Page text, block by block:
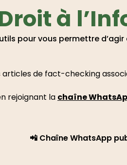
à
pour vous permettre
articles de fact-checking
rejoignant la chaîne
📲 Chaîne WhatsApp